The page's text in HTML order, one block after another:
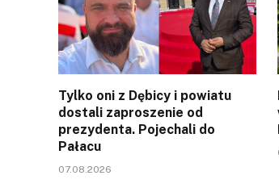
Tylko oni z Dębicy i powiatu
dostali zaproszenie od
prezydenta. Pojechali do
Pałacu
07.08.2026